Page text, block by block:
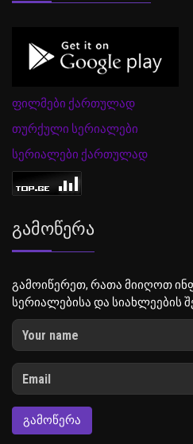
ფილმები ქართულად
თურქული სერიალები
სერიალები ქართულად
Გამოწერა
გამოიწერეთ, რათა მიიღოთ
სერიალებისა და სიახლეების
ᲒᲐᲛᲝᲬᲔᲠᲐ